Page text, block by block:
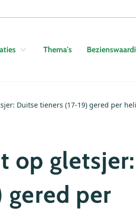
Thema's
Duitse tieners (17-19) gered per
op
gered per